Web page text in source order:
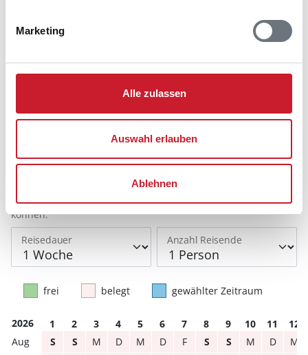
Marketing
Alle zulassen
Auswahl erlauben
Ablehnen
Reisedauer auswählen
Anreisetag im Belegungskalender anklicken
Sie bekommen Verfügbarkeit und Preis angezeigt
Reisedauer Anzahl Reisende
Reisezeitraumes auch Änderungen bei der
Hausbeschreibung und/oder der Ausstattung ergeben
können.
frei belegt gewählter Zeitraum
2026 1 2 3 4 5 6 7 8 9 10 11
12
S
S M D M D F S S M D
M